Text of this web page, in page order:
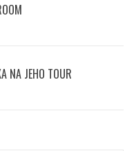
NA JEHO TOUR